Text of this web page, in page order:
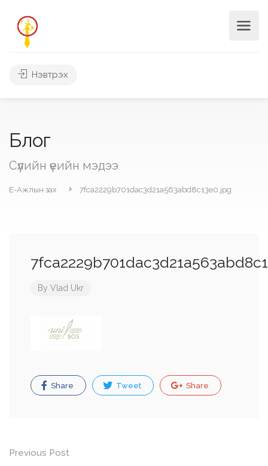
Нэвтрэх
Блог
Сүүлийн үеийн мэдээ
Е-Ажлын зах 7fca2229b701dac3d21a563abd8c13e0.jpg
By Vlad Ukr
Share Tweet Share
Post
Previous Post